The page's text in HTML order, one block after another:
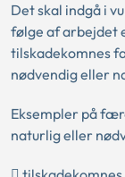
Det skal indgå i
følge af arbejdet
tilskadekomnes
nødvendig eller
Eksempler på
naturlig eller